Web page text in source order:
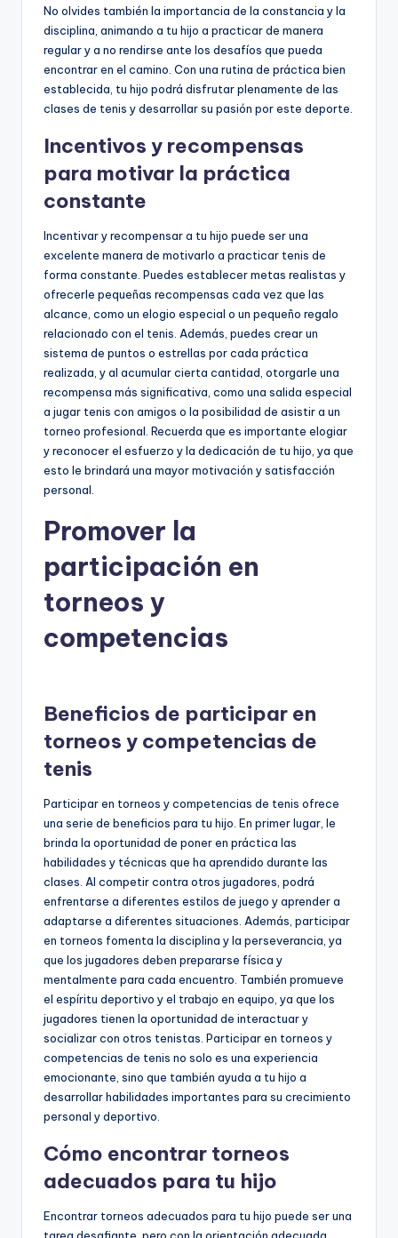
No olvides también la importancia de la constancia y la
disciplina, animando a tu hijo a practicar de manera
regular y a no rendirse ante los desafíos que pueda
encontrar en el camino. Con una rutina de práctica bien
establecida, tu hijo podrá disfrutar plenamente de las
clases de tenis y desarrollar su pasión por este deporte.
Incentivos y recompensas
para motivar la práctica
constante
Incentivar y recompensar a tu hijo puede ser una
excelente manera de motivarlo a practicar tenis de
forma constante. Puedes establecer metas realistas y
ofrecerle pequeñas recompensas cada vez que las
alcance, como un elogio especial o un pequeño regalo
relacionado con el tenis. Además, puedes crear un
sistema de puntos o estrellas por cada práctica
realizada, y al acumular cierta cantidad, otorgarle una
recompensa más significativa, como una salida especial
a jugar tenis con amigos o la posibilidad de asistir a un
torneo profesional. Recuerda que es importante elogiar
y reconocer el esfuerzo y la dedicación de tu hijo, ya que
esto le brindará una mayor motivación y satisfacción
personal.
Promover la
participación en
torneos y
competencias
Beneficios de participar en
torneos y competencias de
tenis
Participar en torneos y competencias de tenis ofrece
una serie de beneficios para tu hijo. En primer lugar, le
brinda la oportunidad de poner en práctica las
habilidades y técnicas que ha aprendido durante las
clases. Al competir contra otros jugadores, podrá
enfrentarse a diferentes estilos de juego y aprender a
adaptarse a diferentes situaciones. Además, participar
en torneos fomenta la disciplina y la perseverancia, ya
que los jugadores deben prepararse física y
mentalmente para cada encuentro. También promueve
el espíritu deportivo y el trabajo en equipo, ya que los
jugadores tienen la oportunidad de interactuar y
socializar con otros tenistas. Participar en torneos y
competencias de tenis no solo es una experiencia
emocionante, sino que también ayuda a tu hijo a
desarrollar habilidades importantes para su crecimiento
personal y deportivo.
Cómo encontrar torneos
adecuados para tu hijo
Encontrar torneos adecuados para tu hijo puede ser una